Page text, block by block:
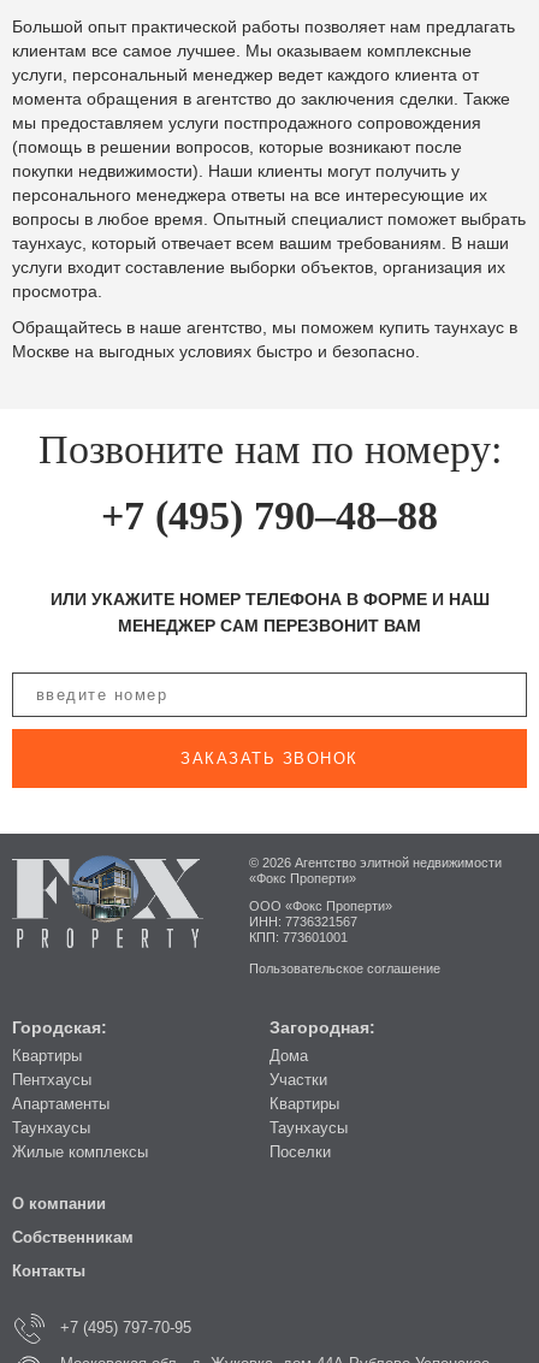
Большой опыт практической работы позволяет нам предлагать
клиентам все самое лучшее. Мы оказываем комплексные
услуги, персональный менеджер ведет каждого клиента от
момента обращения в агентство до заключения сделки. Также
мы предоставляем услуги постпродажного сопровождения
(помощь в решении вопросов, которые возникают после
покупки недвижимости). Наши клиенты могут получить у
персонального менеджера ответы на все интересующие их
вопросы в любое время. Опытный специалист поможет выбрать
таунхаус, который отвечает всем вашим требованиям. В наши
услуги входит составление выборки объектов, организация их
просмотра.
Обращайтесь в наше агентство, мы поможем купить таунхаус в
Москве на выгодных условиях быстро и безопасно.
Позвоните нам по номеру:
+7 (495) 790–48–88
ИЛИ УКАЖИТЕ НОМЕР ТЕЛЕФОНА В ФОРМЕ И НАШ
МЕНЕДЖЕР САМ ПЕРЕЗВОНИТ ВАМ
ЗАКАЗАТЬ ЗВОНОК
© 2026 Агентство элитной недвижимости
«Фокс Проперти»
ООО «Фокс Проперти»
ИНН: 7736321567
КПП: 773601001
Пользовательское соглашение
Городская:
Квартиры
Пентхаусы
Апартаменты
Таунхаусы
Жилые комплексы
Загородная:
Дома
Участки
Квартиры
Таунхаусы
Поселки
О компании
Собственникам
Контакты
+7 (495) 797-70-95